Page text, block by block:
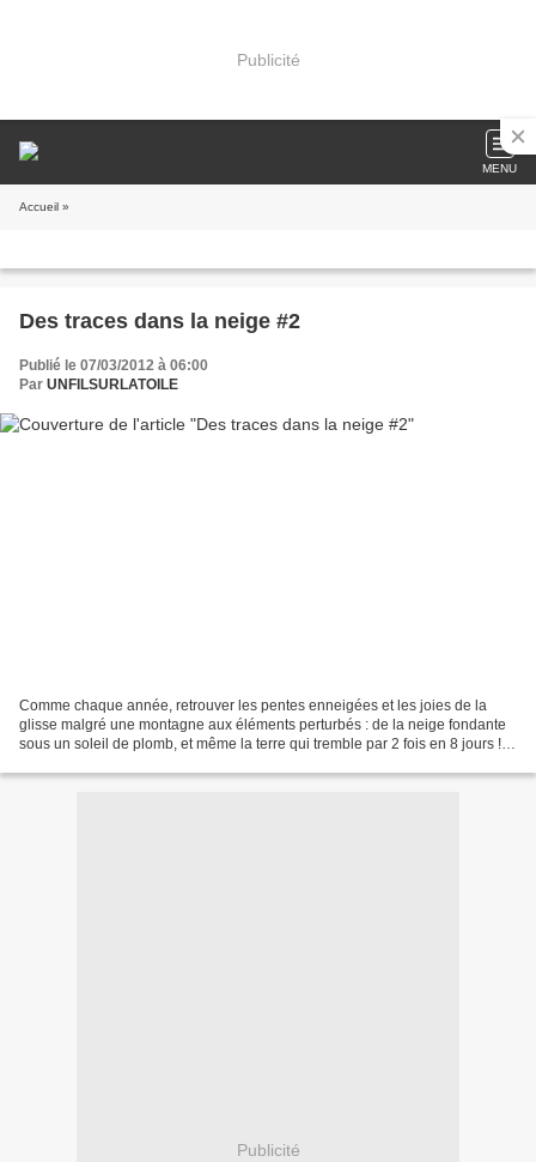
Publicité
MENU
Accueil »
Des traces dans la neige #2
Publié le 07/03/2012 à 06:00
Par UNFILSURLATOILE
Comme chaque année, retrouver les pentes enneigées et les joies de la
glisse malgré une montagne aux éléments perturbés : de la neige fondante
sous un soleil de plomb, et même la terre qui tremble par 2 fois en 8 jours !
Publicité